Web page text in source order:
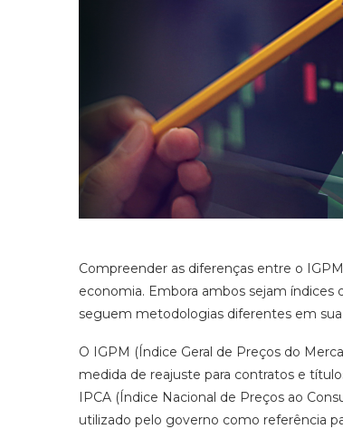
Compreender as diferenças entre o
economia. Embora ambos sejam índices
seguem metodologias diferentes em
O IGPM (Índice Geral de Preços do
medida de reajuste para contratos e
IPCA (Índice Nacional de Preços ao
utilizado pelo governo como referência